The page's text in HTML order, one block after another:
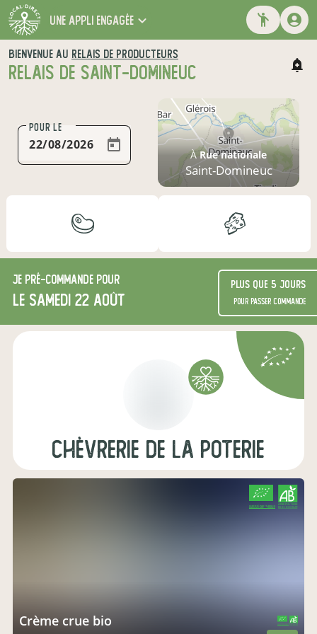
une appli engagée
BIENVENUE AU RELAIS DE PRODUCTEURS
RELAIS DE SAINT-DOMINEUC
POUR LE
À Rue nationale
Saint-Domineuc
Je pré-commande pour
le samedi 22 août
Plus que 5 jours
pour passer commande
Chèvrerie de la Poterie
Crème crue bio
CERTIFIÉ PAR FR-BIO-10
AGRICULTURE FRANCE